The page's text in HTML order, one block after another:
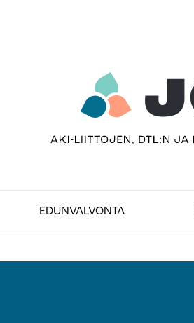
–
Jobimedia
EDUNVALVONTA